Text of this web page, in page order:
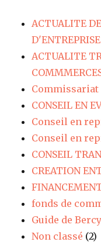
ACTUALITE
D'ENTREPRISE
ACTUALITE
Commissariat
CONSEIL EN
Conseil en
Conseil en
CONSEIL
CREATION
fonds de
Guide de
Non classé (2)